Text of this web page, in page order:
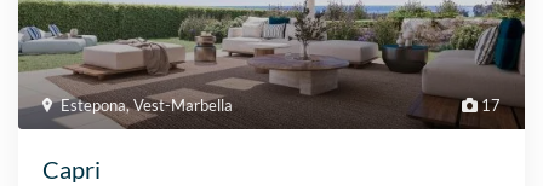
17
Estepona,Vest-Marbella
Capri